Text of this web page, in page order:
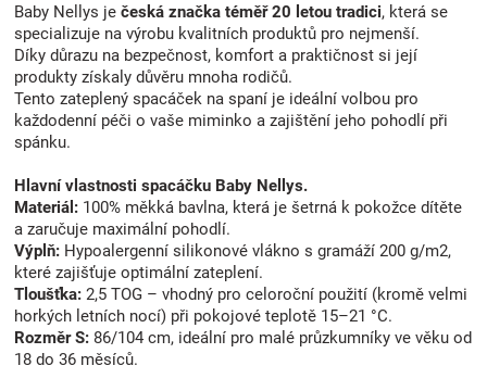
Baby Nellys je česká značka téměř 20 letou tradici, která se
specializuje na výrobu kvalitních produktů pro nejmenší.
Díky důrazu na bezpečnost, komfort a praktičnost si její
produkty získaly důvěru mnoha rodičů.
Tento zateplený spacáček na spaní je ideální volbou pro
každodenní péči o vaše miminko a zajištění jeho pohodlí při
spánku.
Hlavní vlastnosti spacáčku Baby Nellys.
Materiál: 100% měkká bavlna, která je šetrná k pokožce dítěte
a zaručuje maximální pohodlí.
Výplň: Hypoalergenní silikonové vlákno s gramáží 200 g/m2,
které zajišťuje optimální zateplení.
Tloušťka: 2,5 TOG – vhodný pro celoroční použití (kromě velmi
horkých letních nocí) při pokojové teplotě 15–21 °C.
Rozměr S: 86/104 cm, ideální pro malé průzkumníky ve věku od
18 do 36 měsíců.